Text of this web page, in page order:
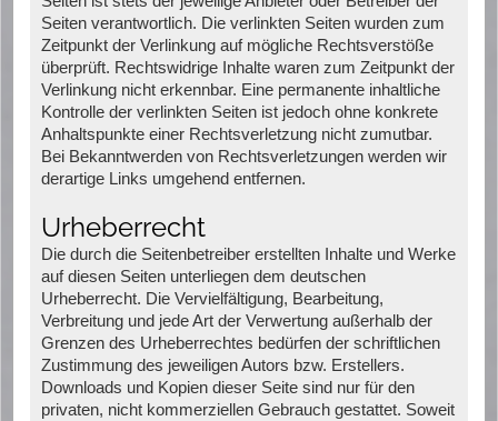
Seiten verantwortlich. Die verlinkten Seiten wurden zum
Zeitpunkt der Verlinkung auf mögliche Rechtsverstöße
überprüft. Rechtswidrige Inhalte waren zum Zeitpunkt der
Verlinkung nicht erkennbar. Eine permanente inhaltliche
Kontrolle der verlinkten Seiten ist jedoch ohne konkrete
Anhaltspunkte einer Rechtsverletzung nicht zumutbar.
Bei Bekanntwerden von Rechtsverletzungen werden wir
derartige Links umgehend entfernen.
Urheberrecht
Die durch die Seitenbetreiber erstellten Inhalte und Werke
auf diesen Seiten unterliegen dem deutschen
Urheberrecht. Die Vervielfältigung, Bearbeitung,
Verbreitung und jede Art der Verwertung außerhalb der
Grenzen des Urheberrechtes bedürfen der schriftlichen
Zustimmung des jeweiligen Autors bzw. Erstellers.
Downloads und Kopien dieser Seite sind nur für den
privaten, nicht kommerziellen Gebrauch gestattet. Soweit